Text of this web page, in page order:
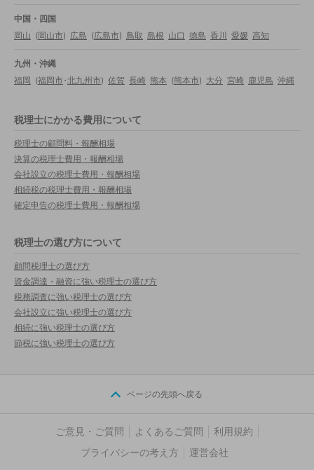
中国・四国
岡山 (岡山市) 広島 (広島市) 鳥取 島根 山口 徳島 香川 愛媛 高知
九州・沖縄
福岡 (福岡市・北九州市) 佐賀 長崎 熊本 (熊本市) 大分 宮崎 鹿児島 沖縄
税理士にかかる費用について
税理士の顧問料・報酬相場
決算の税理士費用・報酬相場
会社設立の税理士費用・報酬相場
相続税の税理士費用・報酬相場
確定申告の税理士費用・報酬相場
税理士の選び方について
顧問税理士の選び方
資金調達・融資に強い税理士の選び方
税務調査に強い税理士の選び方
会社設立に強い税理士の選び方
相続に強い税理士の選び方
節税に強い税理士の選び方
ページの先頭へ戻る
ご意見・ご質問 よくあるご質問
利用規約
プライバシーの考え方
運営会社